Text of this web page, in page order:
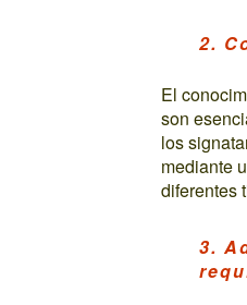
2.
El
son
los
mediante
diferentes
3.